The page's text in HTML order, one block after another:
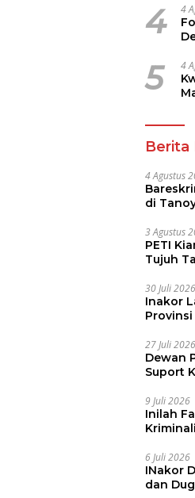
4 4
5 4
Berita
4 Agustus
di
3 Agustus
PETI
Tujuh
30 Juli 2026
Inakor
Provinsi
27 Juli 2026
Dewan
Suport
9 Juli 2026
Inilah
6 Juli 2026
INakor
dan